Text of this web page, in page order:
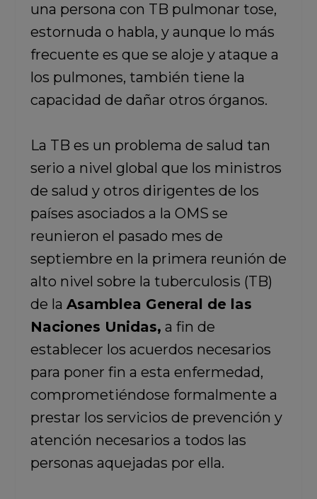
una persona con TB pulmonar tose,
estornuda o habla, y aunque lo más
frecuente es que se aloje y ataque a
los pulmones, también tiene la
capacidad de dañar otros órganos.
La TB es un problema de salud tan
serio a nivel global que los ministros
de salud y otros dirigentes de los
países asociados a la OMS se
reunieron el pasado mes de
septiembre en la primera reunión de
alto nivel sobre la tuberculosis (TB)
de la Asamblea General de las
Naciones Unidas, a fin de
establecer los acuerdos necesarios
para poner fin a esta enfermedad,
comprometiéndose formalmente a
prestar los servicios de prevención y
atención necesarios a todos las
personas aquejadas por ella.